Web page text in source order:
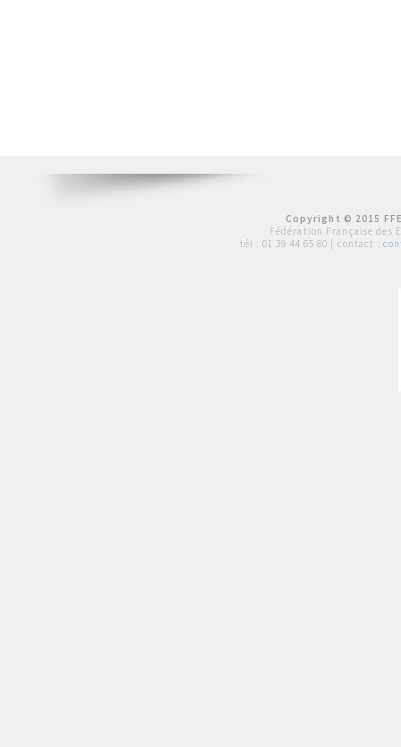
Copyright © 2015
Fédération Française des
tél : 01 39 44 65 80 | contact :